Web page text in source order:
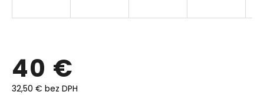
40 €
32,50 € bez DPH